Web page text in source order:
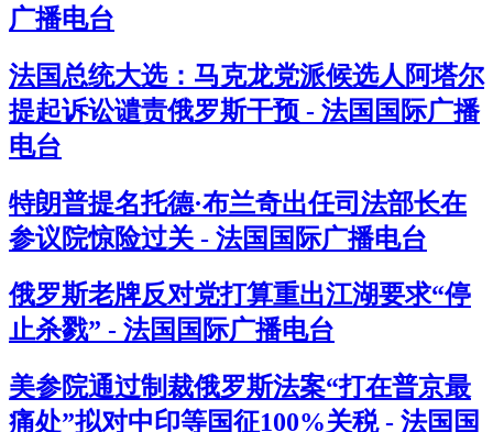
广播电台
法国总统大选：马克龙党派候选人阿塔尔
提起诉讼谴责俄罗斯干预 - 法国国际广播
电台
特朗普提名托德·布兰奇出任司法部长在
参议院惊险过关 - 法国国际广播电台
俄罗斯老牌反对党打算重出江湖要求“停
止杀戮” - 法国国际广播电台
美参院通过制裁俄罗斯法案“打在普京最
痛处”拟对中印等国征100%关税 - 法国国